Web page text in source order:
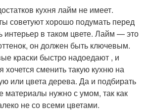
кухня лайм не имеет.
советуют хорошо подумать перед
интерьер в таком цвете. Лайм — это
он должен быть ключевым.
краски быстро надоедают , и
сменить такую кухню на
или цвета дерева. Да и подбирать
материалы нужно с умом, так как
не со всеми цветами.